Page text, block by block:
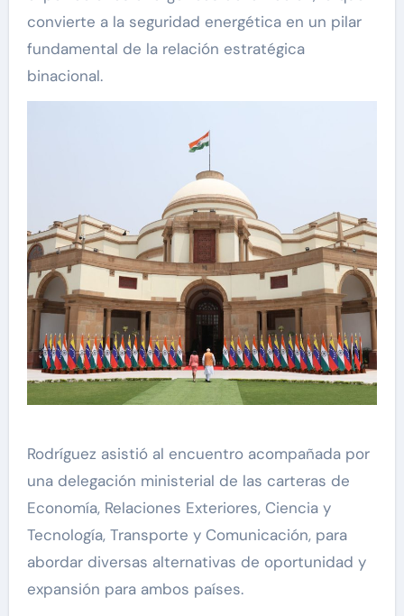
convierte a la seguridad energética en un pilar
fundamental de la relación estratégica
binacional.
Rodríguez asistió al encuentro acompañada por
una delegación ministerial de las carteras de
Economía, Relaciones Exteriores, Ciencia y
Tecnología, Transporte y Comunicación, para
abordar diversas alternativas de oportunidad y
expansión para ambos países.